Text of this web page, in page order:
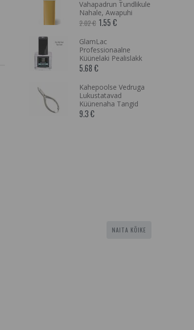
Vahapadrun Tundlikule
Nahale, Awapuhi
2.02 € 1.55 €
GlamLac
Professionaalne
Küünelaki Pealislakk
5.68 €
Kahepoolse Vedruga
Lukustatavad
Küünenaha Tangid
9.3 €
NAITA KÕIKE